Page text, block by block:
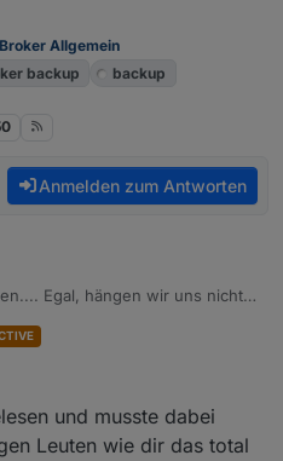
Allgemein
backup
backup
Anmelden zum Antworten
Egal, hängen wir uns nicht
nix mit Backitup, trotzdem ein
die hier daran arbeiten und ein
und musste dabei
Leuten wie dir das total